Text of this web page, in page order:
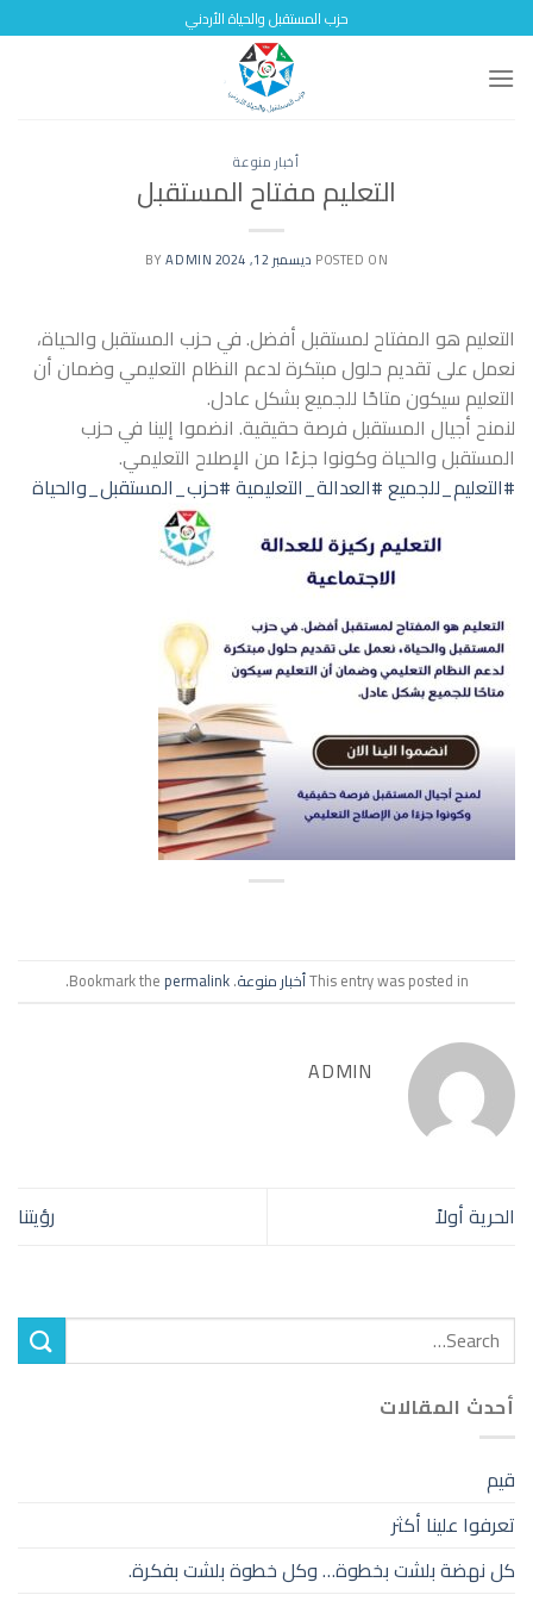
to
content
حزب المستقبل والحياة الأردني
أخبار منوعة
التعليم مفتاح المستقبل
POSTED ON ديسمبر 12, 2024 ADMIN
التعليم هو المفتاح لمستقبل أفضل. في حزب المستقبل والحياة،
نعمل على تقديم حلول مبتكرة لدعم النظام التعليمي وضمان أن
التعليم سيكون متاحًا للجميع بشكل عادل.
لنمنح أجيال المستقبل فرصة حقيقية. انضموا إلينا في حزب
المستقبل والحياة وكونوا جزءًا من الإصلاح التعليمي.
#التعليم_للجميع#العدالة_التعليمية#حزب_المستقبل_والحياة
This entry was posted inأخبار منوعة. Bookmark the
permalink
.
ADMIN
الحرية أولاً رؤيتنا
أحدث المقالات
قيم
تعرفوا علينا أكثر
كل نهضة بلشت بخطوة… وكل خطوة بلشت بفكرة.